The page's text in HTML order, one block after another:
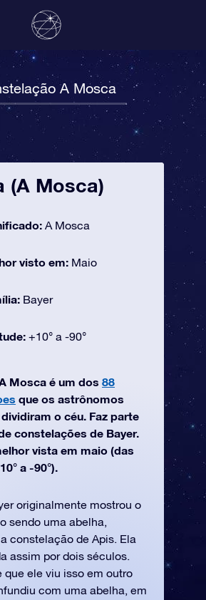
A Mosca
(A Mosca)
A Mosca
visto em: Maio
Bayer
+10° a -90°
Mosca é um dos 88
que os astrônomos
o céu. Faz parte
constelações de Bayer.
vista em maio (das
a -90°).
originalmente mostrou o
sendo uma abelha,
constelação de Apis. Ela
assim por dois séculos.
que ele viu isso em outro
com uma abelha, em